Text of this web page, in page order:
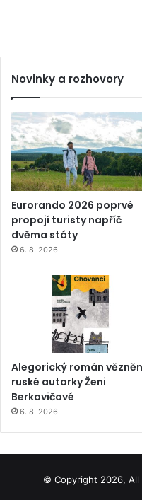
Novinky a rozhovory
Eurorando 2026 poprvé
propojí turisty napříč
dvěma státy
6. 8. 2026
Alegorický román
ruské autorky Ženi
Berkovičové
6. 8. 2026
© Copyright 2026, All